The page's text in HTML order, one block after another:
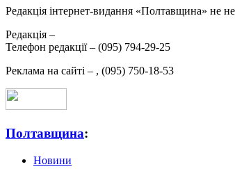
Редакція інтернет-видання «Полтавщина» не
Редакція –
Телефон редакції – (095) 794-29-25
Реклама на сайті – , (095) 750-18-53
Полтавщина:
Новини